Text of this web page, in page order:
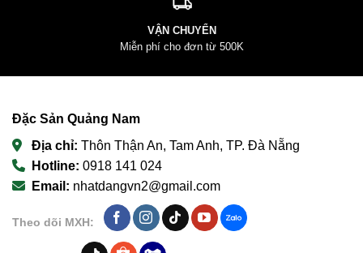
VẬN CHUYỂN
Miễn phí cho đơn từ 500K
Đặc Sản Quảng Nam
Địa chỉ: Thôn Thận An, Tam Anh, TP. Đà Nẵng
Hotline: 0918 141 024
Email: nhatdangvn2@gmail.com
Theo dõi MXH: